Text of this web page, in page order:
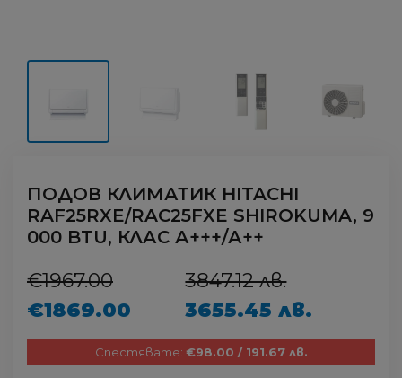
ПОДОВ КЛИМАТИК HITACHI
RAF25RXE/RAC25FXE SHIROKUMA, 9
000 BTU, КЛАС А+++/А++
€1967.00
€1869.00
3847.12 лв.
3655.45 лв.
Спестявате: €98.00 / 191.67 лв.